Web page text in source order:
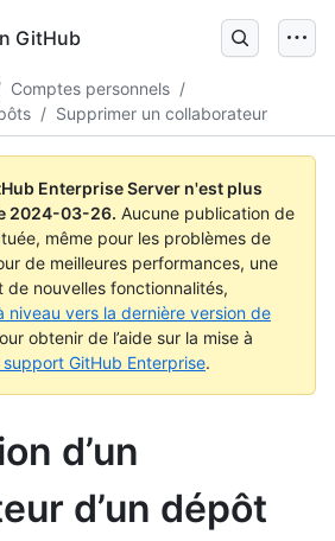
GitHub
Comptes personnels /
/ Supprimer un collaborateur
Enterprise Server n'est plus
2024-03-26. Aucune publication de
même pour les problèmes de
de meilleures performances, une
de nouvelles fonctionnalités,
niveau vers la dernière version de
obtenir de l’aide sur la mise à
GitHub Enterprise.
d’un
d’un dépôt